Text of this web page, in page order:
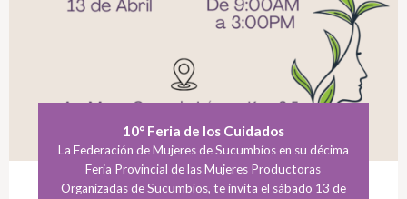
10° Feria de los Cuidados
La Federación de Mujeres de Sucumbíos en su décima
Feria Provincial de las Mujeres Productoras
Organizadas de Sucumbíos, te invita el sábado 13 de